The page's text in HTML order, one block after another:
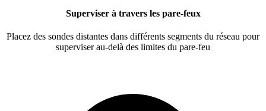
Superviser à travers les pare-feux
Placez des sondes distantes dans différents segments du réseau pour
superviser au-delà des limites du pare-feu